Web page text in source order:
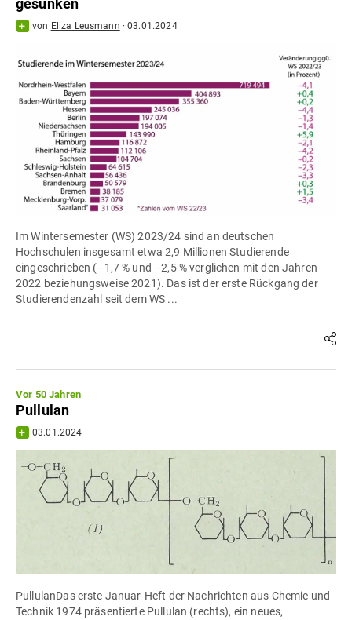
gesunken
von Eliza Leusmann ·03.01.2024
Im Wintersemester (WS) 2023/24 sind an deutschen
Hochschulen insgesamt etwa 2,9 Millionen Studierende
eingeschrieben (–1,7 % und –2,5 % verglichen mit den Jahren
2022 beziehungsweise 2021). Das ist der erste Rückgang der
Studierendenzahl seit dem WS ...
Vor 50 Jahren
Pullulan
03.01.2024
PullulanDas erste Januar-Heft der Nachrichten aus Chemie und
Technik 1974 präsentierte Pullulan (rechts), ein neues,